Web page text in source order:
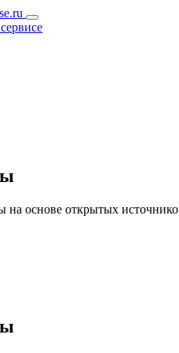
на основе открытых